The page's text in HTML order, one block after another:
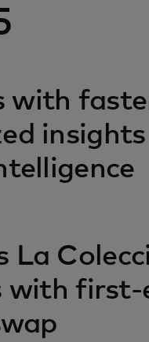
with
La
with first-